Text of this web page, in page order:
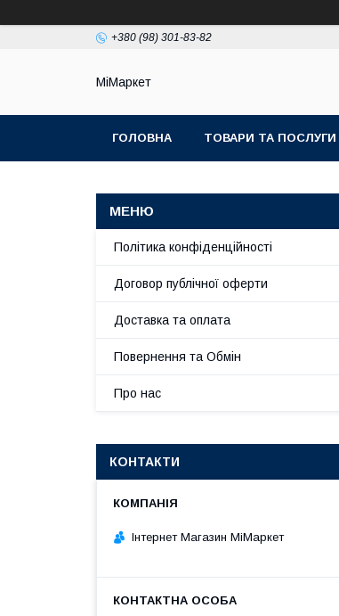
+380 (98) 301-83-82
МіМаркет
ГОЛОВНА ТОВАРИ ТА ПОСЛУГИ
Політика конфіденційності
Договор публічної оферти
Доставка та оплата
Повернення та Обмін
Про нас
КОНТАКТИ
Інтернет Магазин МіМаркет